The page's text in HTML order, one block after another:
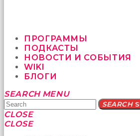
ПРОГРАММЫ
ПОДКАСТЫ
НОВОСТИ И СОБЫТИЯ
WIKI
БЛОГИ
Yatağa
bile
geçmeye
fırsat
SEARCH MENU
SEARCH
CLOSE
CLOSE